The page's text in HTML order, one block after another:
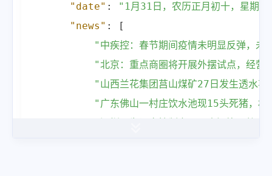
"date" :
"1月31日，农历正月初十，星期
"news" :
[
"中疾控：春节期间疫情未明显反弹，未
"北京：重点商圈将开展外摆试点，经营
"山西兰花集团莒山煤矿27日发生透水
"广东佛山一村庄饮水池现15头死猪，